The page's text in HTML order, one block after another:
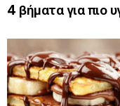
4 βήματα για πιο